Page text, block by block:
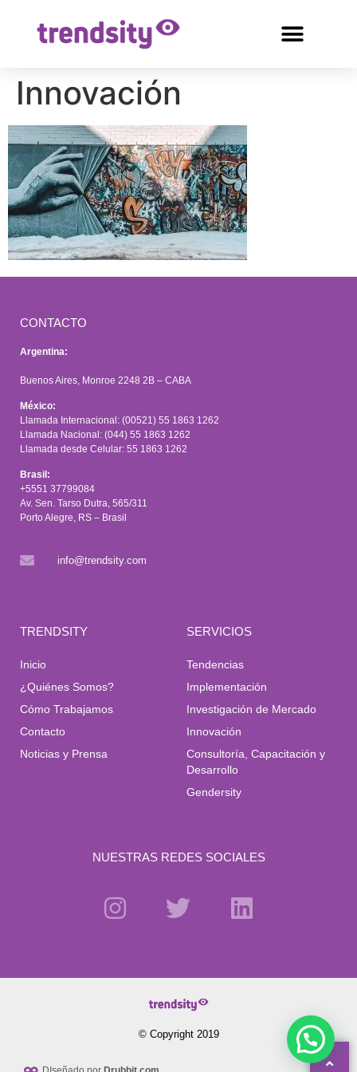
Innovación
CONTACTO
Argentina:
Buenos Aires, Monroe 2248 2B – CABA
México:
Llamada Internacional: (00521) 55 1863 1262
Llamada Nacional: (044) 55 1863 1262
Llamada desde Celular: 55 1863 1262
Brasil:
+5551 37799084
Av. Sen. Tarso Dutra, 565/311
Porto Alegre, RS – Brasil
info@trendsity.com
TRENDSITY
Inicio
¿Quiénes Somos?
Cómo Trabajamos
Contacto
Noticias y Prensa
SERVICIOS
Tendencias
Implementación
Investigación de Mercado
Innovación
Consultoría, Capacitación y
Desarrollo
Gendersity
NUESTRAS REDES SOCIALES
© Copyright 2019